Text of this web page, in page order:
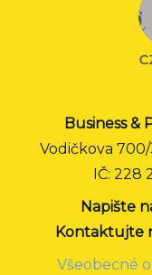
Business &
Vodičkova 700/
IČ: 228
Napište
Kontaktujte
Všeobecné